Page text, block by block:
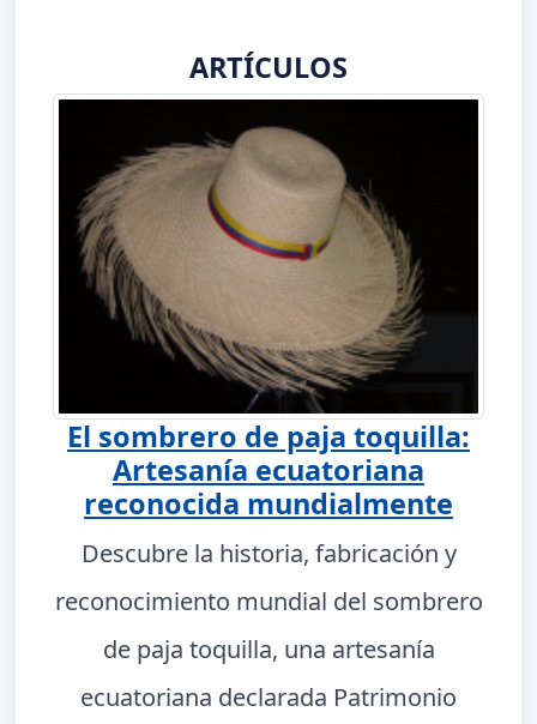
ARTÍCULOS
El sombrero de paja toquilla:
Artesanía ecuatoriana
reconocida mundialmente
Descubre la historia, fabricación y
reconocimiento mundial del sombrero
de paja toquilla, una artesanía
ecuatoriana declarada Patrimonio